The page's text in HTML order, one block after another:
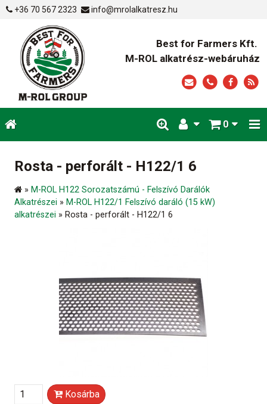
+36 70 567 2323 info@mrolalkatresz.hu
Best for Farmers Kft.
M-ROL alkatrész-webáruház
0
Rosta - perforált - H122/1 6
» M-ROL H122 Sorozatszámú - Felszívó Darálók
Alkatrészei » M-ROL H122/1 Felszívó daráló (15 kW)
alkatrészei » Rosta - perforált - H122/1 6
Kosárba